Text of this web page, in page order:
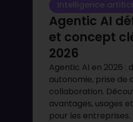
Intelligence
Agentic AI
et concept
2026
Agentic AI en 2026 :
autonomie, prise de
collaboration.
avantages, usages
pour les entreprises.